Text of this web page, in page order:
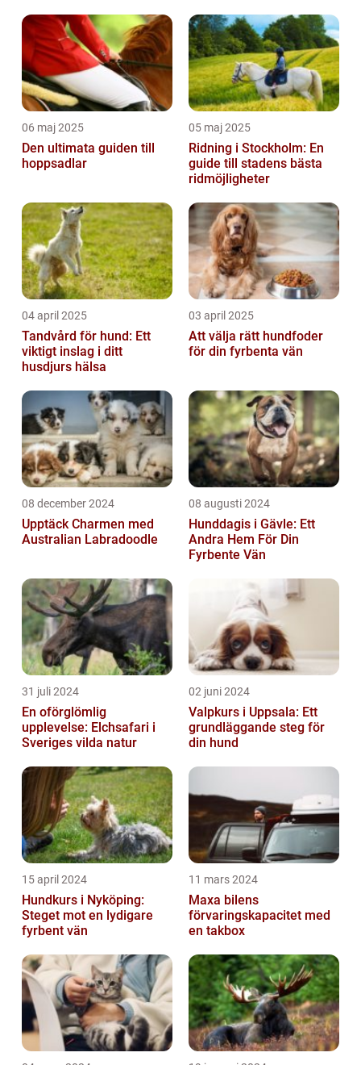
06 maj 2025
Den ultimata guiden till
hoppsadlar
05 maj 2025
Ridning i Stockholm: En
guide till stadens bästa
ridmöjligheter
04 april 2025
Tandvård för hund: Ett
viktigt inslag i ditt
husdjurs hälsa
03 april 2025
Att välja rätt hundfoder
för din fyrbenta vän
08 december 2024
Upptäck Charmen med
Australian Labradoodle
08 augusti 2024
Hunddagis i Gävle: Ett
Andra Hem För Din
Fyrbente Vän
31 juli 2024
En oförglömlig
upplevelse: Elchsafari i
Sveriges vilda natur
02 juni 2024
Valpkurs i Uppsala: Ett
grundläggande steg för
din hund
15 april 2024
Hundkurs i Nyköping:
Steget mot en lydigare
fyrbent vän
11 mars 2024
Maxa bilens
förvaringskapacitet med
en takbox